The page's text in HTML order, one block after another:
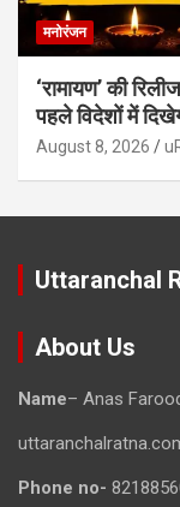
मनोरंजन
‘रामायण’ की
पहले विदेशों में
August 8, 2026
Uttaranchal
About Us
Name– Anas
Phone no-